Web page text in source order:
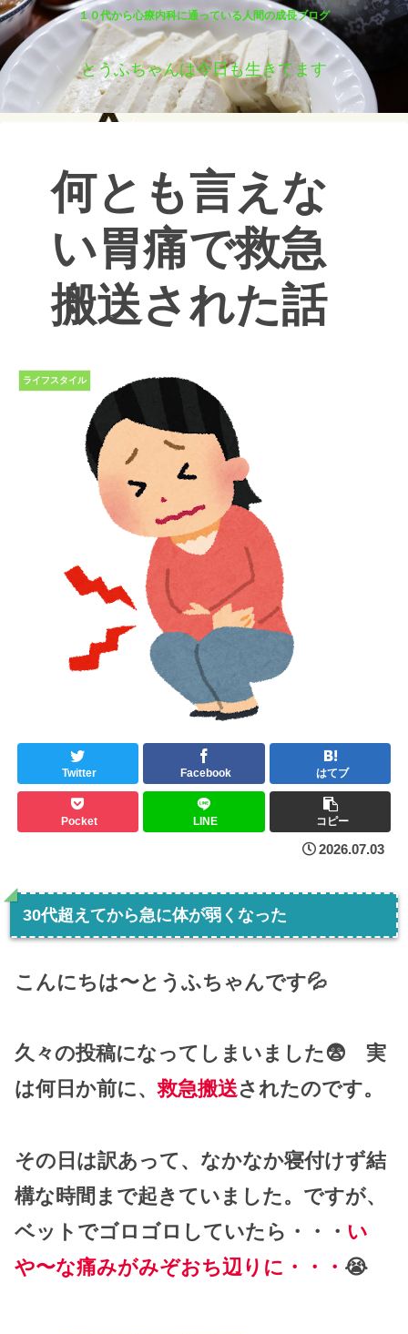
１０代から心療内科に通っている人間の成長ブログ
とうふちゃんは今日も生きてます
何とも言えな
い胃痛で救急
搬送された話
ライフスタイル
Twitter Facebook はてブ
Pocket LINE コピー
2026.07.03
30代超えてから急に体が弱くなった
こんにちは〜とうふちゃんです💦
久々の投稿になってしまいました😨 実
は何日か前に、救急搬送されたのです。
その日は訳あって、なかなか寝付けず結
構な時間まで起きていました。ですが、
ベットでゴロゴロしていたら・・・ い
や〜な痛みがみぞおち辺りに・・・ 😭